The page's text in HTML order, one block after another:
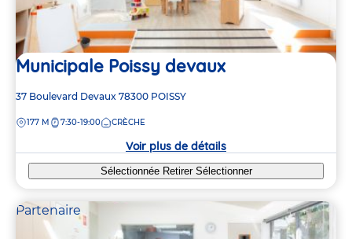
Municipale Poissy devaux
Adresse
la
37 Boulevard Devaux 78300 POISSY
DISTANCE
177 M 7:30-19:00 CRÈCHE
Voir plus de détails
Sélectionnée Retirer Sélectionner
Partenaire